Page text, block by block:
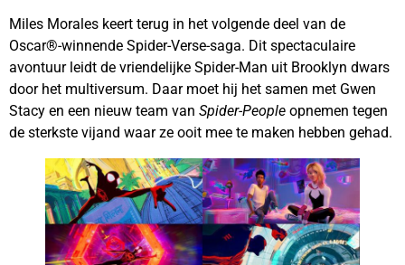
Miles Morales keert terug in het volgende deel van de
Oscar®-winnende Spider-Verse-saga. Dit spectaculaire
avontuur leidt de vriendelijke Spider-Man uit Brooklyn dwars
door het multiversum. Daar moet hij het samen met Gwen
Stacy en een nieuw team van Spider-People opnemen tegen
de sterkste vijand waar ze ooit mee te maken hebben gehad.